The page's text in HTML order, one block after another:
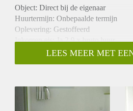
Object: Direct bij de eigenaar
Huurtermijn: Onbepaalde termijn
Oplevering: Gestoffeerd
Inkomen eis: Ja 2,9 x bruto huur
Garantiestelling mogelijk: Ja
Borg: 1 maand
Gedeelde keuken: Nee
Gedeelde Douche: Nee
LEES MEER MET